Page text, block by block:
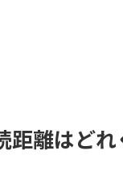
距離はど